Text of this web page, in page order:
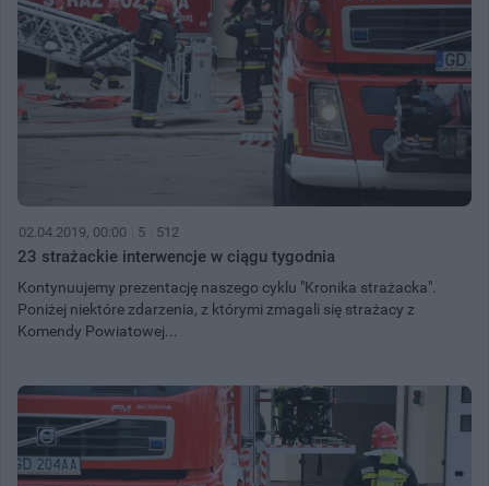
02.04.2019, 00:00 5 512
23 strażackie interwencje w ciągu tygodnia
Kontynuujemy prezentację naszego cyklu "Kronika strażacka".
Poniżej niektóre zdarzenia, z którymi zmagali się strażacy z
Komendy Powiatowej...